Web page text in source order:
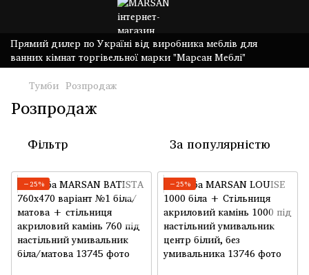
Прямий дилер по Україні від виробника меблів для
ванних кімнат торгівельної марки "Марсан Меблі"
Тумби Розпродаж
Розпродаж
Фільтр За популярністю
−25% −25%